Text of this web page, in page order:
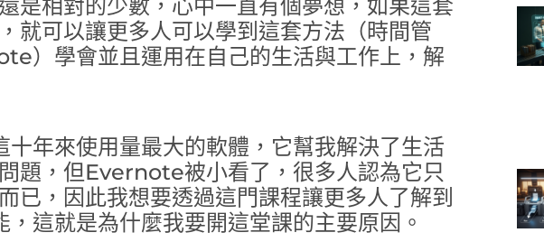
是相對的少數，心中一直有個夢想，如果這套
就可以讓更多人可以學到這套方法（時間管
）學會並且運用在自己的生活與工作上，解
年來使用量最大的軟體，它幫我解決了生活
題，但Evernote被小看了，很多人認為它只
已，因此我想要透過這門課程讓更多人了解到
這就是為什麼我要開這堂課的主要原因。